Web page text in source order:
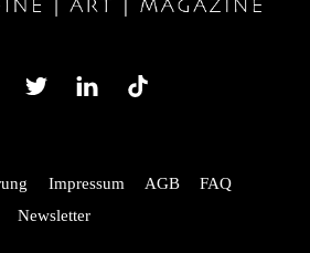
Twitter LindedIn
Impressum AGB
FAQ
Newsletter